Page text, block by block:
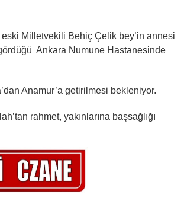
Milletvekili Behiç Çelik bey’in annesi
Ankara Numune Hastanesinde
Anamur’a getirilmesi bekleniyor.
rahmet, yakınlarına başsağlığı